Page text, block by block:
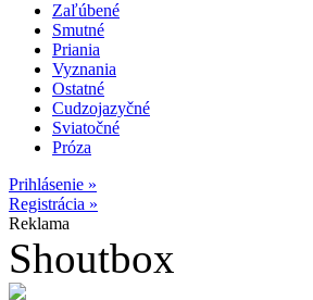
Zaľúbené
Smutné
Priania
Vyznania
Ostatné
Cudzojazyčné
Sviatočné
Próza
Prihlásenie »
Registrácia »
Reklama
Shoutbox